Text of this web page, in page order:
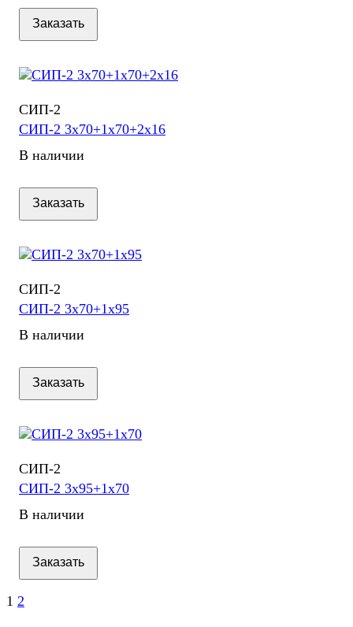
Заказать
СИП-2
СИП-2 3х70+1х70+2х16
В наличии
Заказать
СИП-2
СИП-2 3х70+1х95
В наличии
Заказать
СИП-2
СИП-2 3х95+1х70
В наличии
Заказать
1 2